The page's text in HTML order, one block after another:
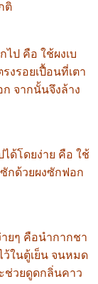
ติ
ป คือ ใช้ผงเบ
งรอยเปื้อนที่เตา
จากนั้นจึงล้าง
ด้โดยง่าย คือ ใช้
กด้วยผงซักฟอก
ยๆ คือนำกากชา
ในตู้เย็น จนหมด
ช่วยดูดกลิ่นคาว